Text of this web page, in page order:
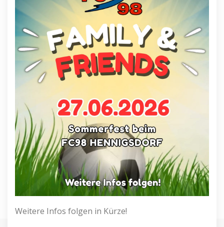
Weitere Infos folgen in Kürze!